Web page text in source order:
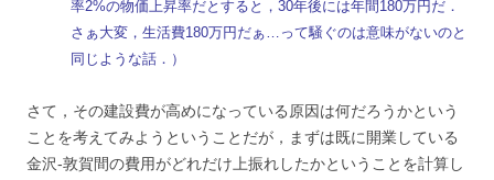
率2%の物価上昇率だとすると，30年後には年間180万円だ．
さぁ大変，生活費180万円だぁ…って騒ぐのは意味がないのと
同じような話．）
さて，その建設費が高めになっている原因は何だろうかという
ことを考えてみようということだが，まずは既に開業している
金沢-敦賀間の費用がどれだけ上振れしたかということを計算し